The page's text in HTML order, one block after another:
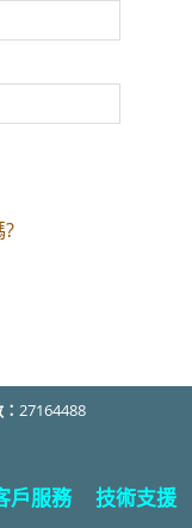
27164488
戶服務 技術支援